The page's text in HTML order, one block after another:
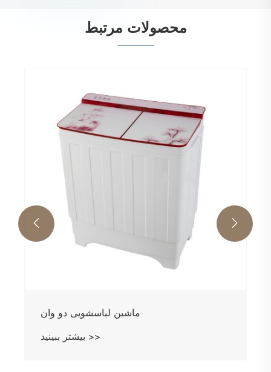
محصولات مرتبط
ماشین لباسشویی وان حمام محبوب
بیشتر ببینید >>
 